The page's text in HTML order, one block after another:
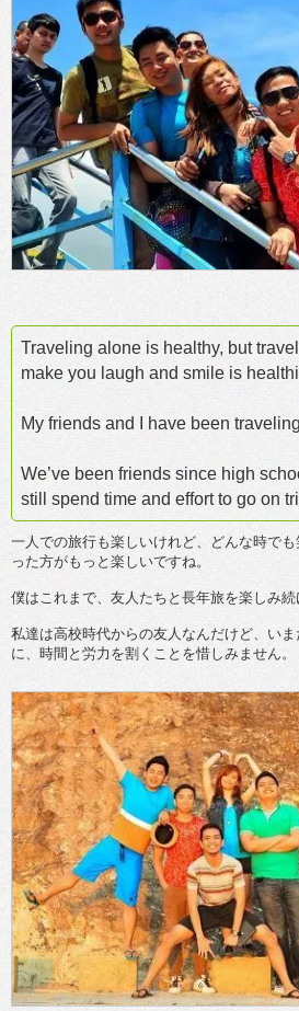
Traveling alone is healthy, but
make you laugh and smile is
My friends and I have been
We’ve been friends since high
still spend time and effort to go on
一人での旅行も楽しいけれど、どんな時で
った方がもっと楽しいですね。
僕はこれまで、友人たちと長年旅を楽しみ続
私達は高校時代からの友人なんだけど、い
に、時間と労力を割くことを惜しみません。